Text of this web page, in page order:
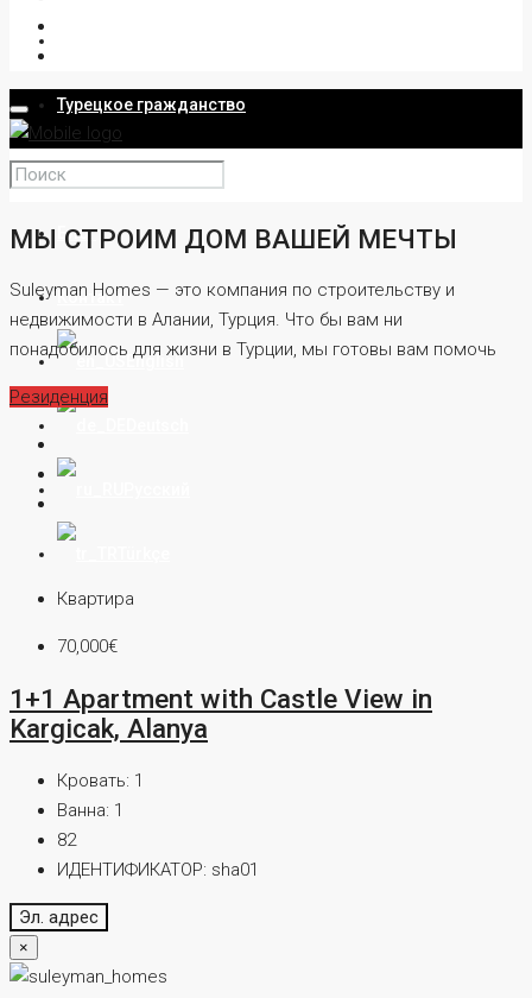
Турецкое гражданство
Услуги
Блог
Контакт
English
МЫ СТРОИМ ДОМ ВАШЕЙ МЕЧТЫ
Suleyman Homes — это компания по строительству и
недвижимости в Алании, Турция. Что бы вам ни
понадобилось для жизни в Турции, мы готовы вам помочь
Резиденция
Квартира
70,000€
1+1 Apartment with Castle View in
Kargicak, Alanya
Кровать: 1
Ванна: 1
82
ИДЕНТИФИКАТОР: sha01
Эл. адрес
×